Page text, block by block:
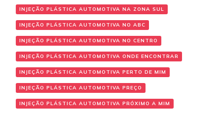
INJEÇÃO PLÁSTICA AUTOMOTIVA NA ZONA SUL
INJEÇÃO PLÁSTICA AUTOMOTIVA NO ABC
INJEÇÃO PLÁSTICA AUTOMOTIVA NO CENTRO
INJEÇÃO PLÁSTICA AUTOMOTIVA ONDE ENCONTRAR
INJEÇÃO PLÁSTICA AUTOMOTIVA PERTO DE MIM
INJEÇÃO PLÁSTICA AUTOMOTIVA PREÇO
INJEÇÃO PLÁSTICA AUTOMOTIVA PRÓXIMO A MIM